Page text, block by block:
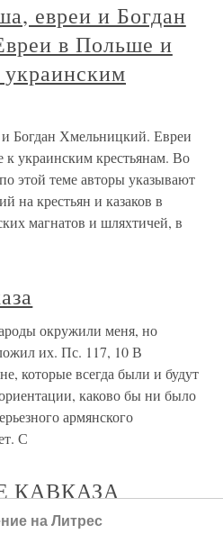
евреи и Богдан
в Польше и
Богдан Хмельницкий. Евреи
украинским крестьянам. Во
этой теме авторы указывают
на крестьян и казаков в
магнатов и шляхтичей, в
окружили меня, но
их. Пс. 117, 10 В
которые всегда были и будут
каково бы ни было
армянского
С
КАВКАЗА
окончанием заграничной
на Литрес